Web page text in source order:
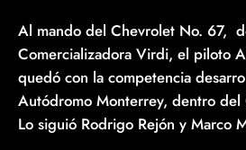
Al mando del Chevrolet No. 67,
Comercializadora Virdi, el piloto
quedó con la competencia
Autódromo Monterrey, dentro
Lo siguió Rodrigo Rejón y Marco